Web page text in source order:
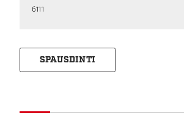
6111
SPAUSDINTI